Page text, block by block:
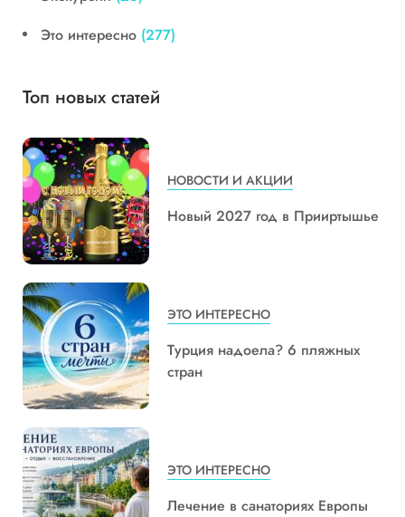
Это интересно (277)
Топ новых статей
НОВОСТИ И АКЦИИ
Новый 2027 год в Прииртышье
ЭТО ИНТЕРЕСНО
Турция надоела? 6 пляжных
стран
ЭТО ИНТЕРЕСНО
Лечение в санаториях Европы